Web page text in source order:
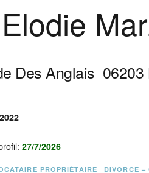
Des Anglais 06203
27/7/2026
PROPRIÉTAIRE DIVORCE –